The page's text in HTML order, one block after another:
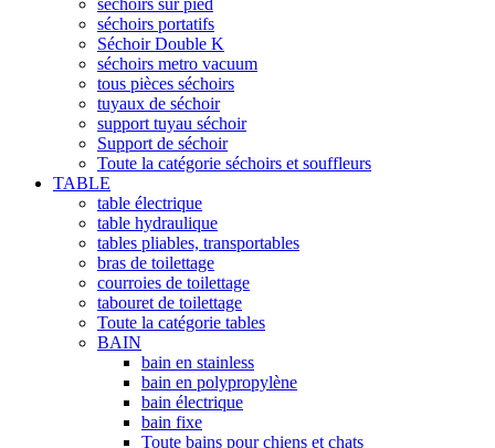
séchoirs sur pied
séchoirs portatifs
Séchoir Double K
séchoirs metro vacuum
tous pièces séchoirs
tuyaux de séchoir
support tuyau séchoir
Support de séchoir
Toute la catégorie séchoirs et souffleurs
TABLE
table électrique
table hydraulique
tables pliables, transportables
bras de toilettage
courroies de toilettage
tabouret de toilettage
Toute la catégorie tables
BAIN
bain en stainless
bain en polypropylène
bain électrique
bain fixe
Toute bains pour chiens et chats